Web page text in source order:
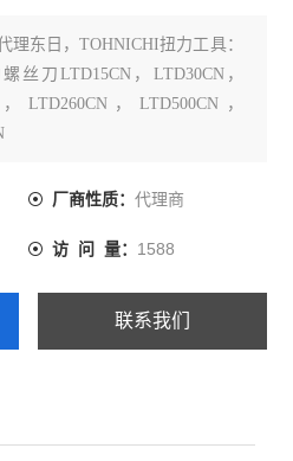
理东日，TOHNICHI扭力工具：
丝刀LTD15CN，LTD30CN，
LTD260CN，LTD500CN，
厂商性质： 代理商
访 问 量： 1588
联系我们